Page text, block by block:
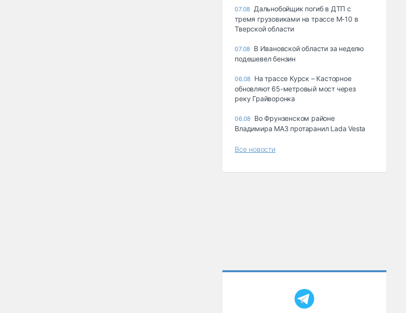
07.08 Дальнобойщик погиб в ДТП с
тремя грузовиками на трассе М-10 в
Тверской области
07.08 В Ивановской области за неделю
подешевел бензин
06.08 На трассе Курск – Касторное
обновляют 65-метровый мост через
реку Грайворонка
06.08 Во Фрунзенском районе
Владимира МАЗ протаранил Lada Vesta
Все новости